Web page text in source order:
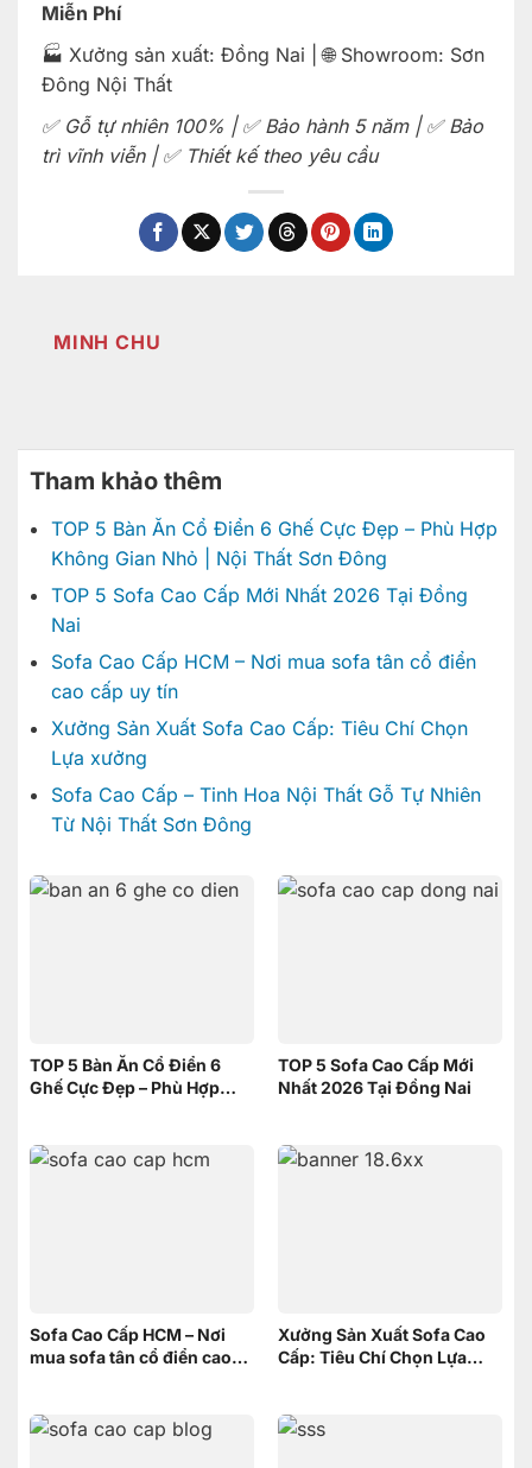
Miễn Phí
🏭 Xưởng sản xuất: Đồng Nai | 🌐 Showroom: Sơn
Đông Nội Thất
✅ Gỗ tự nhiên 100% | ✅ Bảo hành 5 năm | ✅ Bảo
trì vĩnh viễn | ✅ Thiết kế theo yêu cầu
MINH CHU
Tham khảo thêm
TOP 5 Bàn Ăn Cổ Điển 6 Ghế Cực Đẹp – Phù Hợp
Không Gian Nhỏ | Nội Thất Sơn Đông
TOP 5 Sofa Cao Cấp Mới Nhất 2026 Tại Đồng
Nai
Sofa Cao Cấp HCM – Nơi mua sofa tân cổ điển
cao cấp uy tín
Xưởng Sản Xuất Sofa Cao Cấp: Tiêu Chí Chọn
Lựa xưởng
Sofa Cao Cấp – Tinh Hoa Nội Thất Gỗ Tự Nhiên
Từ Nội Thất Sơn Đông
TOP 5 Bàn Ăn Cổ Điển 6
Ghế Cực Đẹp – Phù Hợp
TOP 5 Sofa Cao Cấp Mới
Nhất 2026 Tại Đồng Nai
Sofa Cao Cấp HCM – Nơi
mua sofa tân cổ điển cao
Xưởng Sản Xuất Sofa Cao
Cấp: Tiêu Chí Chọn Lựa